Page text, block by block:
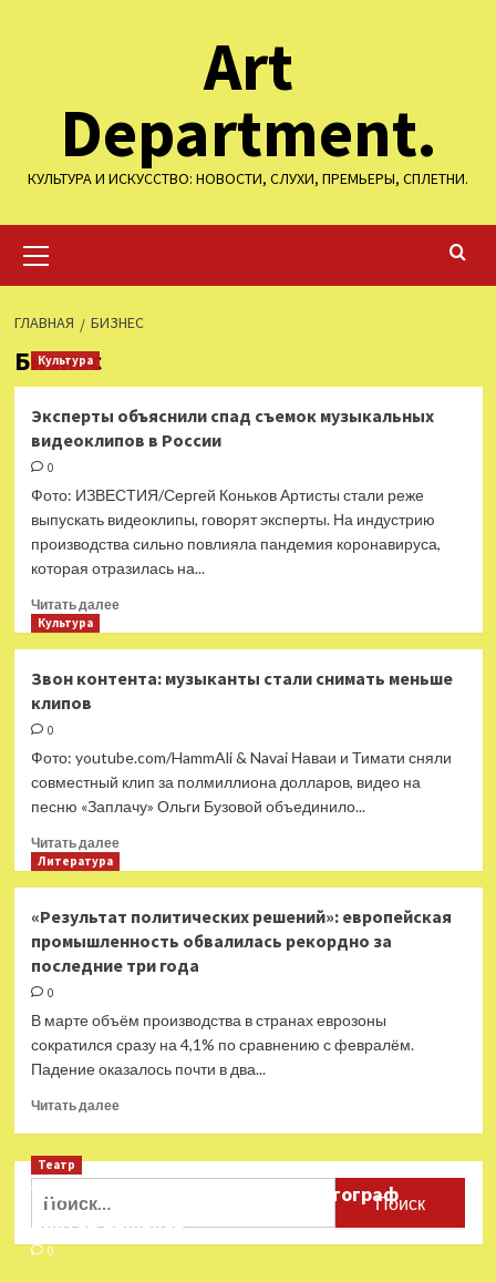
Art
Department.
КУЛЬТУРА И ИСКУССТВО: НОВОСТИ, СЛУХИ, ПРЕМЬЕРЫ, СПЛЕТНИ.
меню
ГЛАВНАЯ БИЗНЕС
Бизнес
Культура
Эксперты объяснили спад съемок музыкальных
видеоклипов в России
0
Фото: ИЗВЕСТИЯ/Сергей Коньков Артисты стали реже
выпускать видеоклипы, говорят эксперты. На индустрию
производства сильно повлияла пандемия коронавируса,
которая отразилась на...
Читать далееПрочитать
объяснили
музыкальных
видеоклипов
в
России
Культура
Звон контента: музыканты стали снимать меньше
клипов
0
Фото: youtube.com/HammAli & Navai Наваи и Тимати сняли
совместный клип за полмиллиона долларов, видео на
песню «Заплачу» Ольги Бузовой объединило...
Читать далееПрочитать
контента:
музыканты
стали
клипов
Литература
«Результат политических решений»: европейская
промышленность обвалилась рекордно за
последние три года
0
В марте объём производства в странах еврозоны
сократился сразу на 4,1% по сравнению с февралём.
Падение оказалось почти в два...
Читать далееПрочитать
«Результат
европейская
промышленность
Найти:
Театр
Ушёл из жизни театральный фотограф
Виктор Баженов
0